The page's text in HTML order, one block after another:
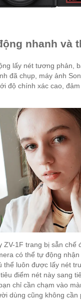
nhanh và
lấy nét tương phản,
đã chụp, máy ảnh
độ chính xác cao,
ZV-1F trang bị sẵn chế
có thể tự động
thể luôn được lấy nét
điểm nét này sang
chỉ cần chạm vào
dùng cũng không cần